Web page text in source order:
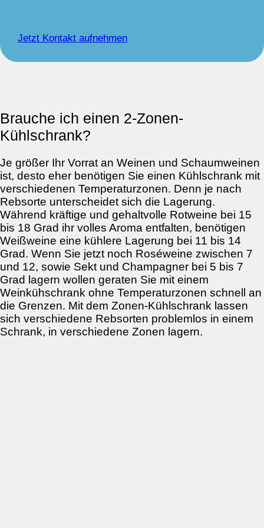
Jetzt Kontakt aufnehmen
Brauche ich einen 2-Zonen-
Kühlschrank?
Je größer Ihr Vorrat an Weinen und Schaumweinen
ist, desto eher benötigen Sie einen Kühlschrank mit
verschiedenen Temperaturzonen. Denn je nach
Rebsorte unterscheidet sich die Lagerung.
Während kräftige und gehaltvolle Rotweine bei 15
bis 18 Grad ihr volles Aroma entfalten, benötigen
Weißweine eine kühlere Lagerung bei 11 bis 14
Grad. Wenn Sie jetzt noch Roséweine zwischen 7
und 12, sowie Sekt und Champagner bei 5 bis 7
Grad lagern wollen geraten Sie mit einem
Weinkühschrank ohne Temperaturzonen schnell an
die Grenzen. Mit dem Zonen-Kühlschrank lassen
sich verschiedene Rebsorten problemlos in einem
Schrank, in verschiedene Zonen lagern.